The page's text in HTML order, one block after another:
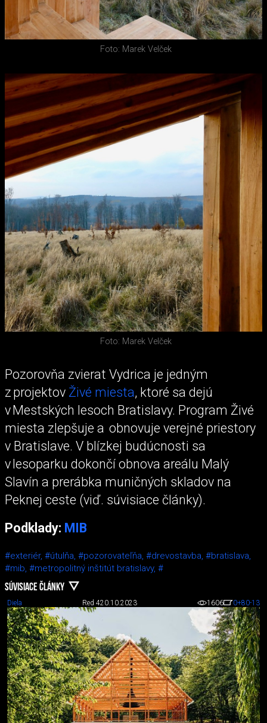
Foto: Marek Velček
Foto: Marek Velček
Pozorovňa zvierat Vydrica je jedným
z projektov Živé miesta, ktoré sa dejú
v Mestských lesoch Bratislavy. Program Živé
miesta zlepšuje a obnovuje verejné priestory
v Bratislave. V blízkej budúcnosti sa
v lesoparku dokončí obnova areálu Malý
Slavín a prerábka muničných skladov na
Peknej ceste (viď. súvisiace články).
Podklady: MIB
#exteriér, #útulňa, #pozorovateľňa, #drevostavba, #bratislava,
#mib, #metropolitný inštitút bratislavy, #
SÚVISIACE ČLÁNKY
Diela Red 420.10.2023 1606 0+80-13